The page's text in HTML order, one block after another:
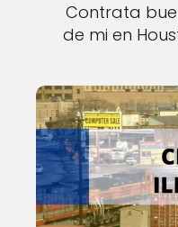
Contrata
de mi en